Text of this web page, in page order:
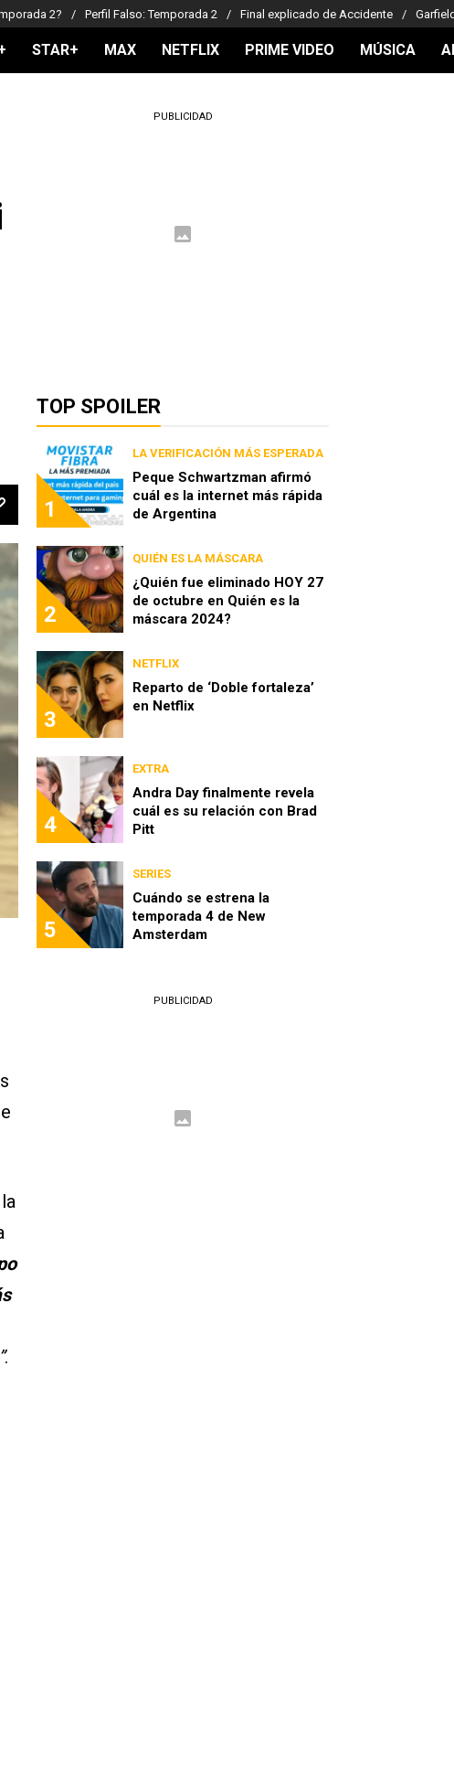
2? Perfil Falso: Temporada 2 Final explicado de Accidente
STAR+ MAX NETFLIX PRIME VIDEO MÚSICA
.
PUBLICIDAD
TOP SPOILER
1
LA VERIFICACIÓN MÁS ESPERADA
Peque Schwartzman afirmó
cuál es la internet más rápida
de Argentina
2
QUIÉN ES LA MÁSCARA
¿Quién fue eliminado HOY 27
de octubre en Quién es la
máscara 2024?
3
NETFLIX
Reparto de ‘Doble fortaleza’
en Netflix
4
EXTRA
Andra Day finalmente revela
cuál es su relación con Brad
Pitt
5
SERIES
Cuándo se estrena la
temporada 4 de New
Amsterdam
PUBLICIDAD